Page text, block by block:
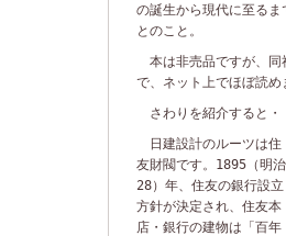
の誕生から現代に至る
とのこと。
本は非売品ですが、同
で、ネット上でほぼ読め
さわりを紹介すると・
日建設計のルーツは住
友財閥です。 1895 （明治
28）年、住友の銀行設立
方針が決定され、住友本
店・銀行の建物は「百年